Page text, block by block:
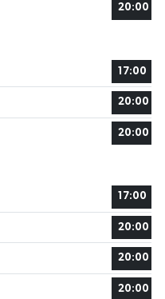
20:00
17:00
20:00
20:00
17:00
20:00
20:00
20:00